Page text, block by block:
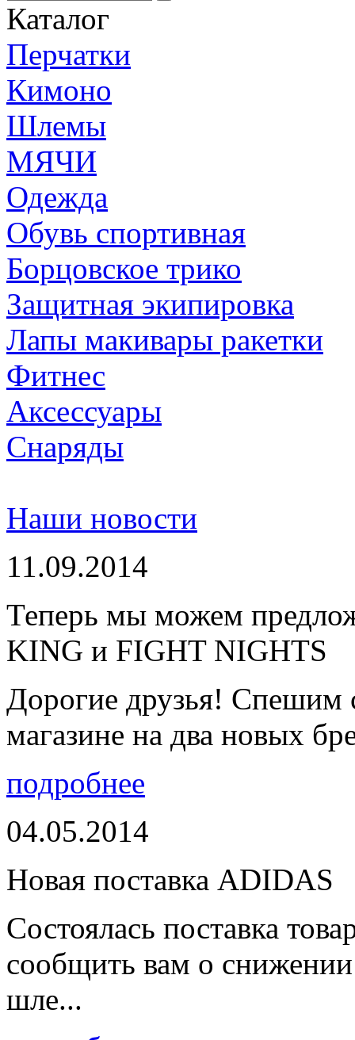
Каталог
Перчатки
Кимоно
Шлемы
МЯЧИ
Одежда
Обувь спортивная
Борцовское трико
Защитная экипировка
Лапы макивары ракетки
Фитнес
Аксессуары
Снаряды
Наши новости
11.09.2014
Теперь мы можем
KING и FIGHT NIGHTS
Дорогие друзья! Спешим
магазине на два новых
подробнее
04.05.2014
Новая поставка ADIDAS
Состоялась поставка
сообщить вам о
шле...